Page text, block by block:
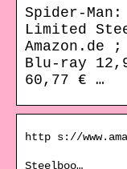
Spider-Man:
Limited
Amazon.de
Blu-ray
60,77 € …
http s://
Steelboo…